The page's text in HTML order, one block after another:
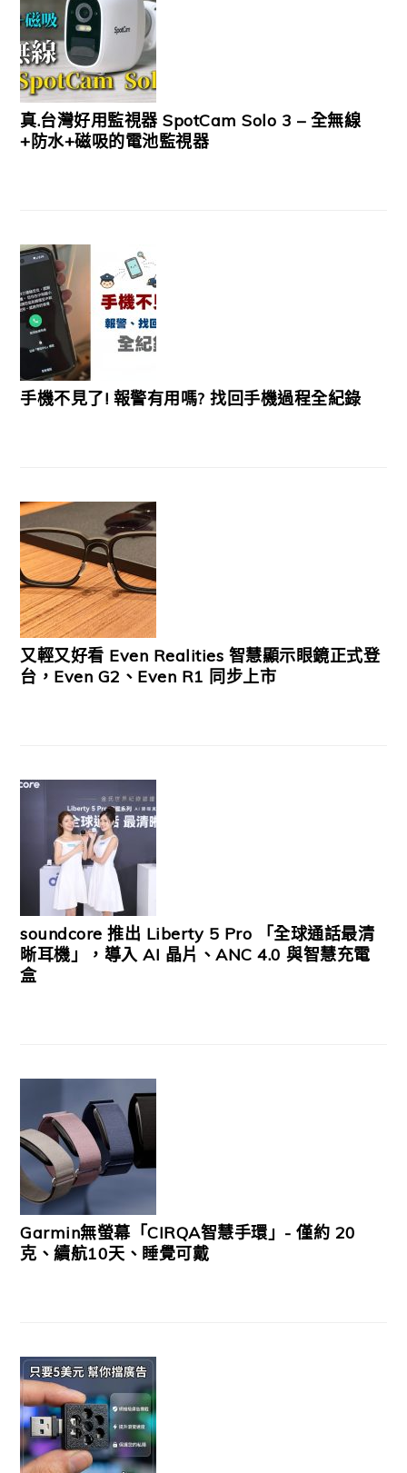
真.台灣好用監視器 SpotCam Solo 3 – 全無線
+防水+磁吸的電池監視器
手機不見了! 報警有用嗎? 找回手機過程全紀錄
又輕又好看 Even Realities 智慧顯示眼鏡正式登
台，Even G2、Even R1 同步上市
soundcore 推出 Liberty 5 Pro 「全球通話最清
晰耳機」，導入 AI 晶片、ANC 4.0 與智慧充電
盒
Garmin無螢幕「CIRQA智慧手環」- 僅約 20
克、續航10天、睡覺可戴